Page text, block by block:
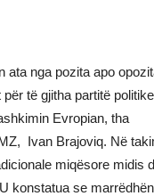
ata nga pozita apo
të gjitha partitë
Evropian, tha
Ivan Brajoviq. Në
miqësore midis
konstatua se